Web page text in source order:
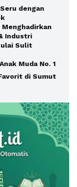
dengan
Industri
Sulit
Muda No. 1
di Sumut